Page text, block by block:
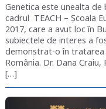
Genetica este unealta de
cadrul TEACH – Școala
2017, care a avut loc în
subiectele de interes a
demonstrat-o în tratarea
România. Dr. Dana
[…]